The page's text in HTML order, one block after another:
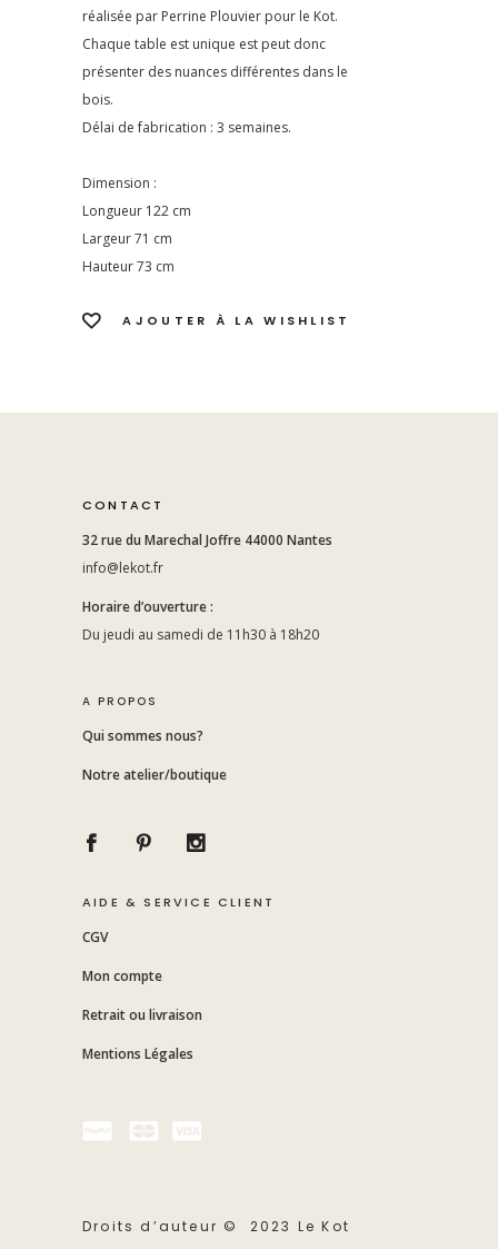
réalisée par Perrine Plouvier pour le Kot.
Chaque table est unique est peut donc
présenter des nuances différentes dans le
bois.
Délai de fabrication : 3 semaines.
Dimension :
Longueur 122 cm
Largeur 71 cm
Hauteur 73 cm
AJOUTER À LA WISHLIST
CONTACT
32 rue du Marechal Joffre 44000 Nantes
info@lekot.fr
Horaire d’ouverture :
Du jeudi au samedi de 11h30 à 18h20
A PROPOS
Qui sommes nous?
Notre atelier/boutique
AIDE & SERVICE CLIENT
CGV
Mon compte
Retrait ou livraison
Mentions Légales
Droits d’auteur © 2023 Le Kot